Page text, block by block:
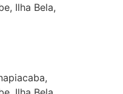
Ilha Bela,